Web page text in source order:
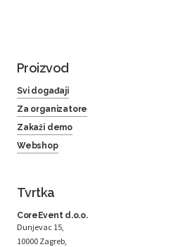
Proizvod
Svi događaji
Za organizatore
Zakaži demo
Webshop
Tvrtka
CoreEvent d.o.o.
Dunjevac 15,
10000 Zagreb,